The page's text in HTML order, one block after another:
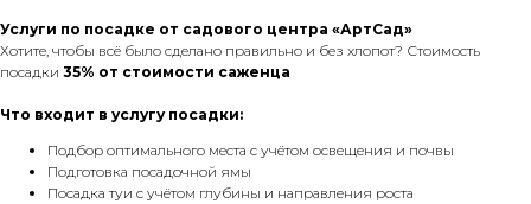
Услуги по посадке от садового центра «АртСад»
Хотите, чтобы всё было сделано правильно и без хлопот? Стоимость
посадки 35% от стоимости саженца
Что входит в услугу посадки:
Подбор оптимального места с учётом освещения и почвы
Подготовка посадочной ямы
Посадка туи с учётом глубины и направления роста